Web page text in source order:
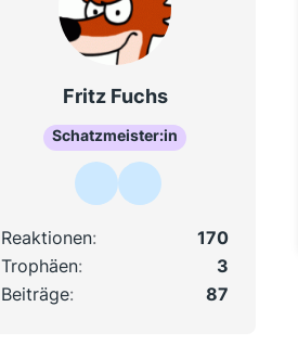
Fritz Fuchs
Schatzmeister:in
Reaktionen
170
Trophäen
3
Beiträge
87